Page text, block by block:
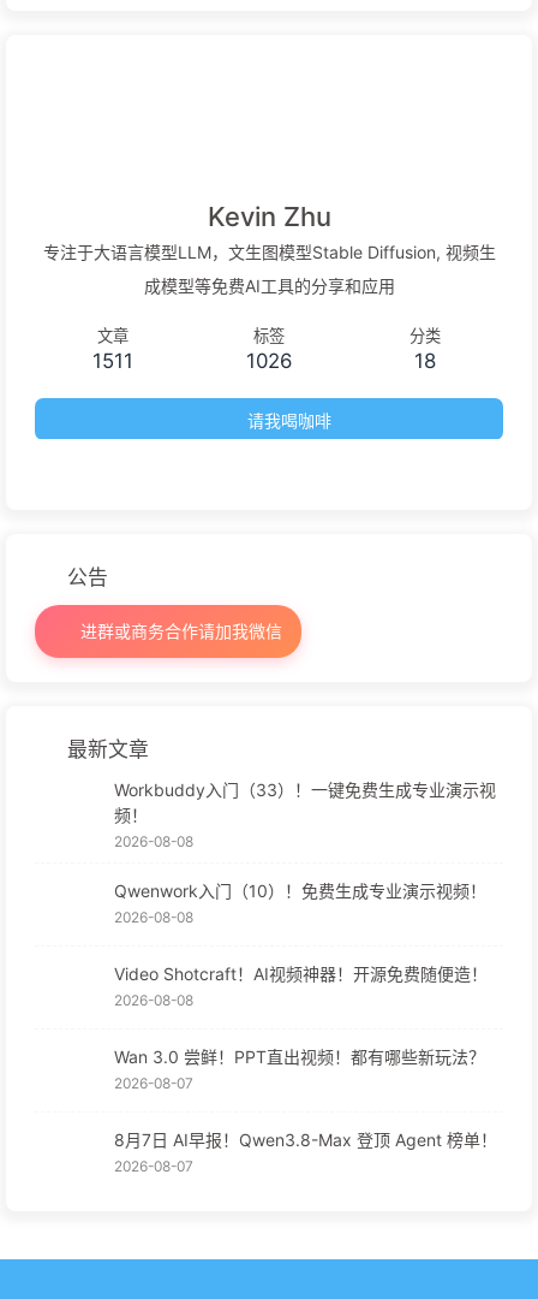
Kevin Zhu
专注于大语言模型LLM，文生图模型Stable Diffusion, 视频生
成模型等免费AI工具的分享和应用
文章
1511
标签
1026
分类
18
请我喝咖啡
公告
进群或商务合作请加我微信
最新文章
Workbuddy入门（33）！一键免费生成专业演示视
频！
2026-08-08
Qwenwork入门（10）！免费生成专业演示视频！
2026-08-08
Video Shotcraft！AI视频神器！开源免费随便造！
2026-08-08
Wan 3.0 尝鲜！PPT直出视频！都有哪些新玩法？
2026-08-07
8月7日 AI早报！Qwen3.8-Max 登顶 Agent 榜单！
2026-08-07